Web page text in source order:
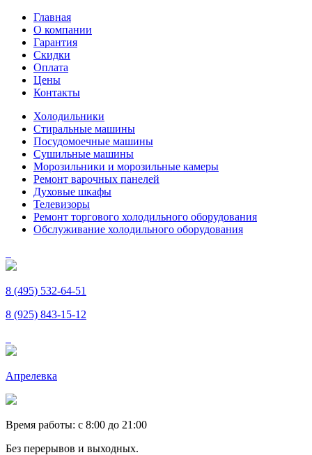
Главная
О компании
Гарантия
Скидки
Оплата
Цены
Контакты
Холодильники
Стиральные машины
Посудомоечные машины
Сушильные машины
Морозильники и морозильные камеры
Ремонт варочных панелей
Духовые шкафы
Телевизоры
Ремонт торгового холодильного оборудования
Обслуживание холодильного оборудования
8 (495) 532-64-51
8 (925) 843-15-12
Апрелевка
Время работы: c 8:00 до 21:00
Без перерывов и выходных.